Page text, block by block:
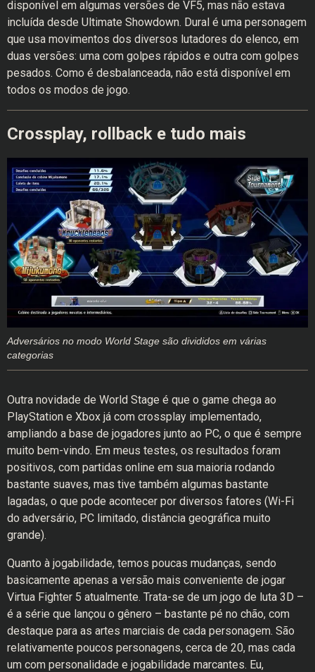
disponível em algumas versões de VF5, mas não estava
incluída desde Ultimate Showdown. Dural é uma personagem
que usa movimentos dos diversos lutadores do elenco, em
duas versões: uma com golpes rápidos e outra com golpes
pesados. Como é desbalanceada, não está disponível em
todos os modos de jogo.
Crossplay, rollback e tudo mais
Adversários no modo World Stage são divididos em várias
categorias
Outra novidade de World Stage é que o game chega ao
PlayStation e Xbox já com crossplay implementado,
ampliando a base de jogadores junto ao PC, o que é sempre
muito bem-vindo. Em meus testes, os resultados foram
positivos, com partidas online em sua maioria rodando
bastante suaves, mas tive também algumas bastante
lagadas, o que pode acontecer por diversos fatores (Wi-Fi
do adversário, PC limitado, distância geográfica muito
grande).
Quanto à jogabilidade, temos poucas mudanças, sendo
basicamente apenas a versão mais conveniente de jogar
Virtua Fighter 5 atualmente. Trata-se de um jogo de luta 3D –
é a série que lançou o gênero – bastante pé no chão, com
destaque para as artes marciais de cada personagem. São
relativamente poucos personagens, cerca de 20, mas cada
um com personalidade e jogabilidade marcantes. Eu,